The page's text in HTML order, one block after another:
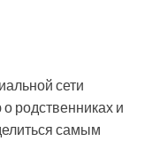
сети
родственниках и
самым